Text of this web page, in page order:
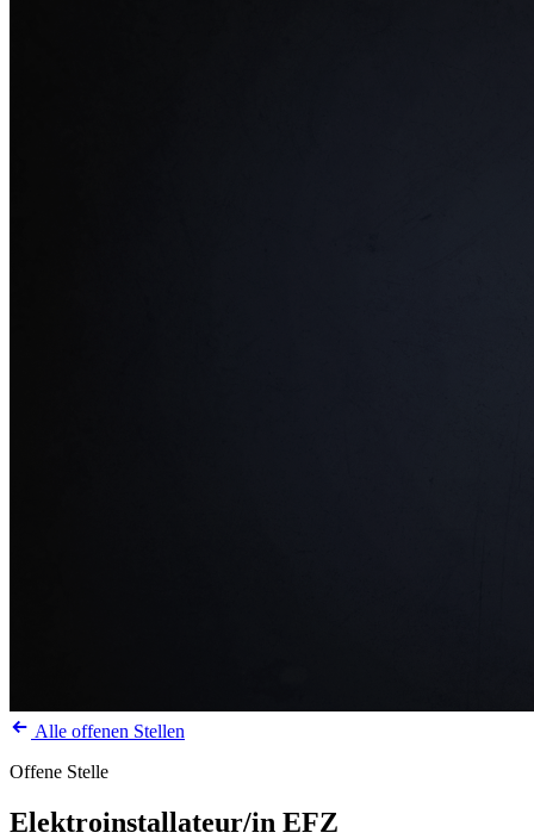
Alle offenen Stellen
Offene Stelle
Elektroinstallateur/in EFZ